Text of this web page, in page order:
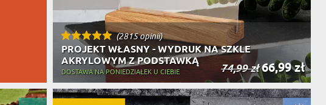
(2815 opinii)
PROJEKT WŁASNY - WYDRUK NA SZKLE
AKRYLOWYM Z PODSTAWKĄ
74,99 zł66,99 zł
DOSTAWA NA PONIEDZIAŁEK U CIEBIE